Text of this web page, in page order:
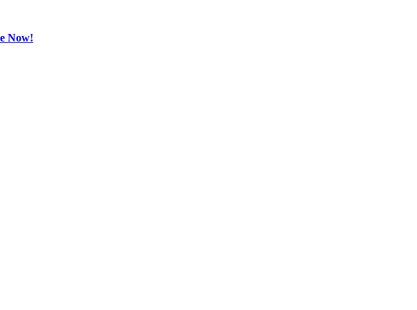
Now!